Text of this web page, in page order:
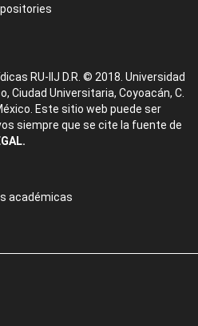
RU-IIJ D.R. © 2018. Universidad
Ciudad Universitaria, Coyoacán, C.
Este sitio web puede ser
siempre que se cite la fuente de
académicas